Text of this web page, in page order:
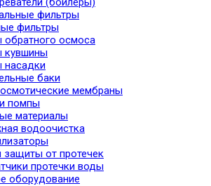
фильтры
фильтры
обратного осмоса
кувшины
насадки
баки
мембраны
помпы
материалы
водоочистка
защиты от протечек
протечки воды
оборудование